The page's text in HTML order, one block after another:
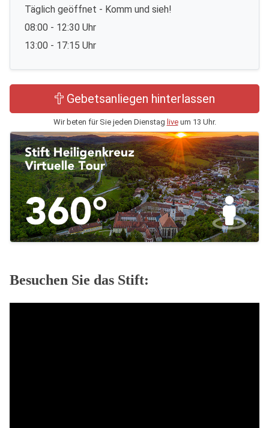
Täglich geöffnet - Komm und sieh!
08:00 - 12:30 Uhr
13:00 - 17:15 Uhr
Gebetsanliegen hinterlassen
Wir beten für Sie jeden Dienstag liveum 13 Uhr.
Besuchen Sie das Stift: